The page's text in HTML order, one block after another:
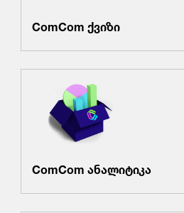
ComCom ქვიზი
ComCom ანალიტიკა